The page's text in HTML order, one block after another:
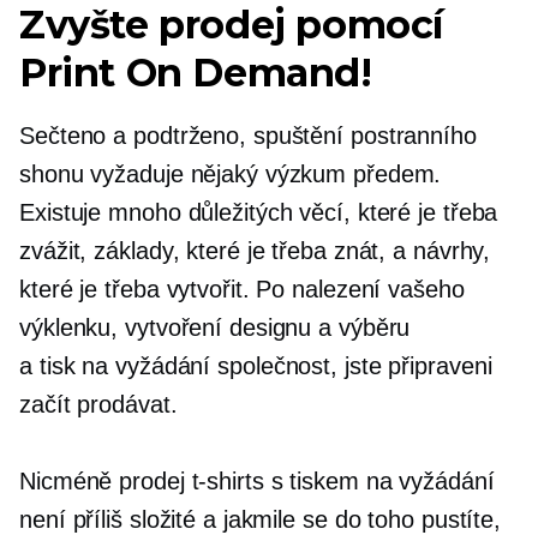
Zvyšte prodej pomocí
Print On Demand!
Sečteno a podtrženo, spuštění postranního
shonu vyžaduje nějaký výzkum předem.
Existuje mnoho důležitých věcí, které je třeba
zvážit, základy, které je třeba znát, a návrhy,
které je třeba vytvořit. Po nalezení vašeho
výklenku, vytvoření designu a výběru
a tisk na vyžádání společnost, jste připraveni
začít prodávat.
Nicméně prodej t-shirtss tiskem na vyžádání
není příliš složité a jakmile se do toho pustíte,